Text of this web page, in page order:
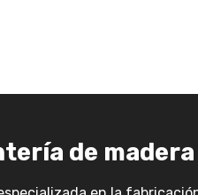
de